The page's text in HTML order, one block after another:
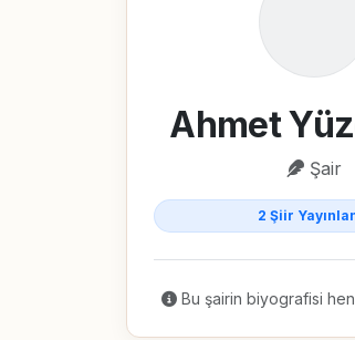
Ahmet
Şair
2 Şiir
Bu şairin biyografisi